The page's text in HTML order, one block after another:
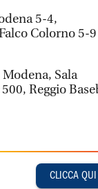
5-4,
Colorno 5-9
Sala
Reggio
CLICCA QUI